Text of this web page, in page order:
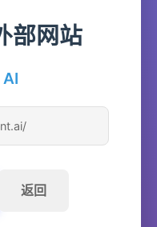
部网站
返回